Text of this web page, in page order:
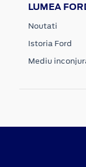
LUMEA
Noutati
Istoria Ford
Mediu